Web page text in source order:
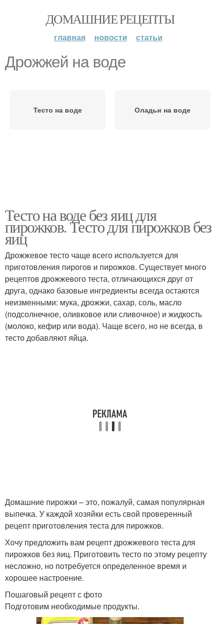
ДОМАШНИЕ РЕЦЕПТЫ
главная новости статьи
Дрожжей на воде
Тесто на воде Оладьи на воде
Тесто на воде без яиц для
пирожков. Тесто для пирожков без
яиц
Дрожжевое тесто чаще всего используется для
приготовления пирогов и пирожков. Существует много
рецептов дрожжевого теста, отличающихся друг от
друга, однако базовые ингредиенты всегда остаются
неизменными: мука, дрожжи, сахар, соль, масло
(подсолнечное, оливковое или сливочное) и жидкость
(молоко, кефир или вода). Чаще всего, но не всегда, в
тесто добавляют яйца.
Домашние пирожки – это, пожалуй, самая популярная
выпечка. У каждой хозяйки есть свой проверенный
рецепт приготовления теста для пирожков.
Хочу предложить вам рецепт дрожжевого теста для
пирожков без яиц. Приготовить тесто по этому рецепту
несложно, но потребуется определенное время и
хорошее настроение.
Пошаговый рецепт с фото
Подготовим необходимые продукты.